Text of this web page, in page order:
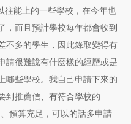
往能上的一些學校，在今年也
，而且預計學校每年都會收到
不多的學生，因此錄取變得有
請很難說有什麼樣的經歷或是
哪些學校。我自己申請下來的
到推薦信、有符合學校的
預算充足，可以的話多申請